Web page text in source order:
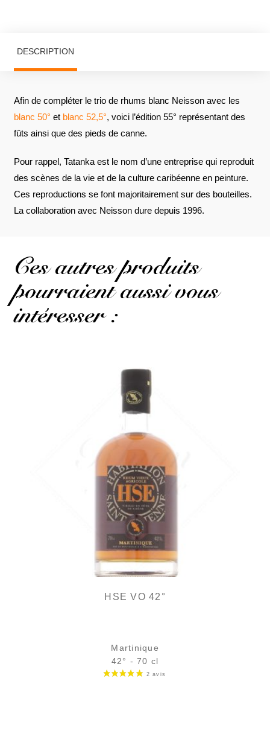
DESCRIPTION
Afin de compléter le trio de rhums blanc Neisson avec les
blanc 50° et blanc 52,5°, voici l’édition 55° représentant des
fûts ainsi que des pieds de canne.
Pour rappel, Tatanka est le nom d’une entreprise qui reproduit
des scènes de la vie et de la culture caribéenne en peinture.
Ces reproductions se font majoritairement sur des bouteilles.
La collaboration avec Neisson dure depuis 1996.
Ces autres produits
pourraient aussi vous
intéresser :
HSE VO 42°
Martinique
42° - 70 cl